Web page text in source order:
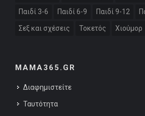
Παιδί 3-6 Παιδί 6-9 Παιδί 9-12
Σεξ και σχέσεις Τοκετός Χιούμορ
MAMA365.GR
Διαφημιστείτε
Ταυτότητα